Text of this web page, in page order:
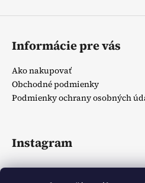
Informácie pre vás
Ako nakupovať
Obchodné podmienky
Podmienky ochrany osobných
Instagram